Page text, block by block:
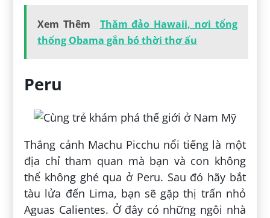
Xem Thêm
Thăm đảo Hawaii, nơi tổng
thống Obama gắn bó thời thơ ấu
Peru
Thắng cảnh Machu Picchu nổi tiếng là một
địa chỉ tham quan mà bạn và con không
thể không ghé qua ở Peru. Sau đó hãy bắt
tàu lửa đến Lima, bạn sẽ gặp thị trấn nhỏ
Aguas Calientes. Ở đây có những ngôi nhà